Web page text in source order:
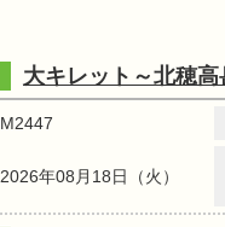
大キレット～北穂
M2447
2026年08月18日（火）